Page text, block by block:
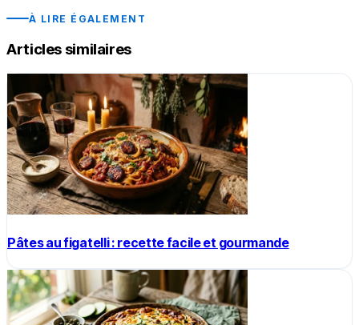
À LIRE ÉGALEMENT
Articles similaires
Pâtes au figatelli : recette facile et gourmande